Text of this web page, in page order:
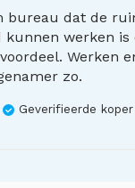
bureau dat de
kunnen werken is
Werken
zo.
Geverifieerde koper